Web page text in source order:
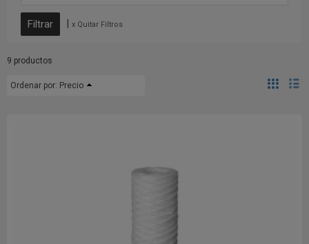
x Quitar Filtros
9 productos
Ordenar por: Precio